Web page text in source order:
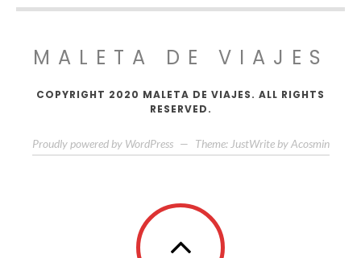
MALETA DE VIAJES
COPYRIGHT 2020 MALETA DE VIAJES. ALL RIGHTS
RESERVED.
Proudly powered by WordPress — Theme: JustWrite by Acosmin